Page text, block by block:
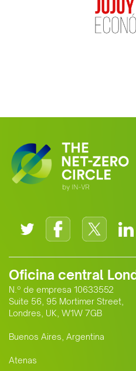
Oficina central
N.º de empresa 10633552
Suite 56, 95 Mortimer Street,
Londres, UK, W1W 7GB
Buenos Aires, Argentina
Atenas